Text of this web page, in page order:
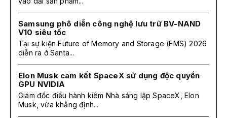
Samsung phô diễn công nghệ lưu trữ BV-NAND
V10 siêu tốc
Tại sự kiện Future of Memory and Storage (FMS) 2026
diễn ra ở Santa...
Elon Musk cam kết SpaceX sử dụng độc quyền
GPU NVIDIA
Giám đốc điều hành kiêm Nhà sáng lập SpaceX, Elon
Musk, vừa khẳng định...